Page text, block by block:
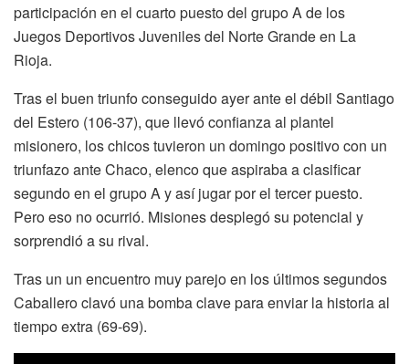
participación en el cuarto puesto del grupo A de los
Juegos Deportivos Juveniles del Norte Grande en La
Rioja.
Tras el buen triunfo conseguido ayer ante el débil Santiago
del Estero (106-37), que llevó confianza al plantel
misionero, los chicos tuvieron un domingo positivo con un
triunfazo ante Chaco, elenco que aspiraba a clasificar
segundo en el grupo A y así jugar por el tercer puesto.
Pero eso no ocurrió. Misiones desplegó su potencial y
sorprendió a su rival.
Tras un un encuentro muy parejo en los últimos segundos
Caballero clavó una bomba clave para enviar la historia al
tiempo extra (69-69).